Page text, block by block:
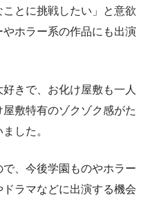
とに挑戦したい」と意欲
ホラー系の作品にも出演
きで、お化け屋敷も一人
敷特有のゾクゾク感がた
した。
、今後学園ものやホラー
ラマなどに出演する機会